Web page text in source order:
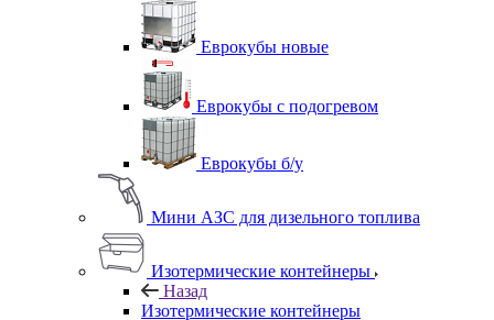
Еврокубы новые
Еврокубы с подогревом
Еврокубы б/у
Мини АЗС для дизельного топлива
Изотермические контейнеры
Назад
Изотермические контейнеры